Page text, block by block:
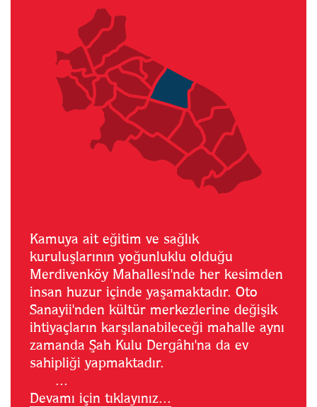
Kamuya ait eğitim ve sağlık
kuruluşlarının yoğunluklu olduğu
Merdivenköy Mahallesi'nde her kesimden
insan huzur içinde yaşamaktadır. Oto
Sanayii'nden kültür merkezlerine değişik
ihtiyaçların karşılanabileceği mahalle aynı
zamanda Şah Kulu Dergâhı'na da ev
sahipliği yapmaktadır.
...
Devamı için tıklayınız...